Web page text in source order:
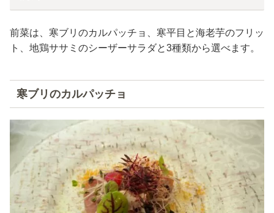
前菜は、寒ブリのカルパッチョ、寒平目と海老芋のフリッ
ト、地鶏ササミのシーザーサラダと3種類から選べます。
寒ブリのカルパッチョ